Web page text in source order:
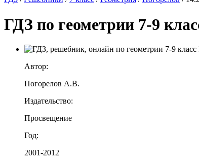
ГДЗ по геометрии 7-9
Автор:
Погорелов А.В.
Издательство:
Просвещение
Год:
2001-2012